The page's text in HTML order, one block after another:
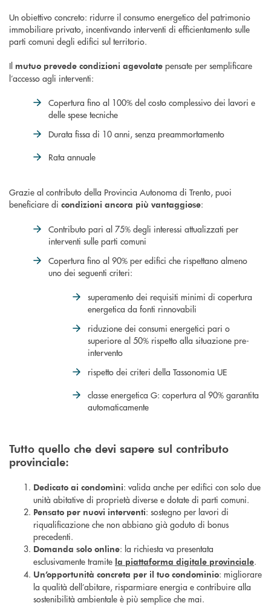
Un obiettivo concreto: ridurre il consumo energetico del patrimonio
immobiliare privato, incentivando interventi di efficientamento sulle
parti comuni degli edifici sul territorio.
Il mutuo prevede condizioni agevolate pensate per semplificare
l’accesso agli interventi:
Copertura fino al 100% del costo complessivo dei lavori e
delle spese tecniche
Durata fissa di 10 anni, senza preammortamento
Rata annuale
Grazie al contributo della Provincia Autonoma di Trento, puoi
beneficiare di condizioni ancora più vantaggiose:
Contributo pari al 75% degli interessi attualizzati per
interventi sulle parti comuni
Copertura fino al 90% per edifici che rispettano almeno
uno dei seguenti criteri:
superamento dei requisiti minimi di copertura
energetica da fonti rinnovabili
riduzione dei consumi energetici pari o
superiore al 50% rispetto alla situazione pre-
intervento
rispetto dei criteri della Tassonomia UE
classe energetica G: copertura al 90% garantita
automaticamente
Tutto quello che devi sapere sul contributo
provinciale:
Dedicato ai condomìni: valida anche per edifici con solo due
unità abitative di proprietà diverse e dotate di parti comuni.
Pensato per nuovi interventi: sostegno per lavori di
riqualificazione che non abbiano già goduto di bonus
precedenti.
Domanda solo online: la richiesta va presentata
esclusivamente tramite la piattaforma digitale provinciale.
Un’opportunità concreta per il tuo condominio: migliorare
la qualità dell’abitare, risparmiare energia e contribuire alla
sostenibilità ambientale è più semplice che mai.